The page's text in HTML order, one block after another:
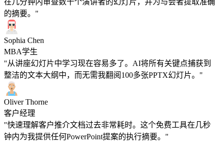
在几分钟内审查数十个演讲者的幻灯片，并为与会者提取准确
的摘要。"
Sophia Chen
MBA学生
"从讲座幻灯片中学习现在容易多了。AI将所有关键点捕获到
整洁的文本大纲中，而无需我翻阅100多张PPTX幻灯片。"
Oliver Thorne
客户经理
"快速理解客户推介文档过去非常耗时。这个免费工具在几秒
钟内为我提供任何PowerPoint提案的执行摘要。"